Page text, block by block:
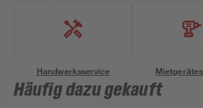
Handwerksservice
Häufig dazu gekauft